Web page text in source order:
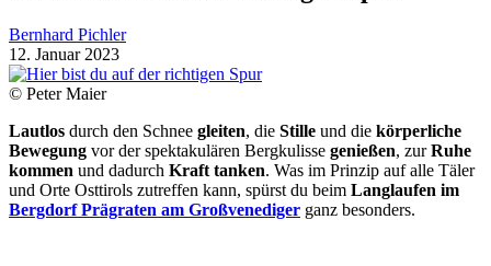
Bernhard Pichler
12. Januar 2023
© Peter Maier
Lautlos durch den Schnee gleiten, die Stille und die körperliche
Bewegung vor der spektakulären Bergkulisse genießen, zurRuhe
kommen und dadurch Kraft tanken. Was im Prinzip auf alle Täler
und Orte Osttirols zutreffen kann, spürst du beim Langlaufen im
Bergdorf Prägraten am Großvenediger ganz besonders.